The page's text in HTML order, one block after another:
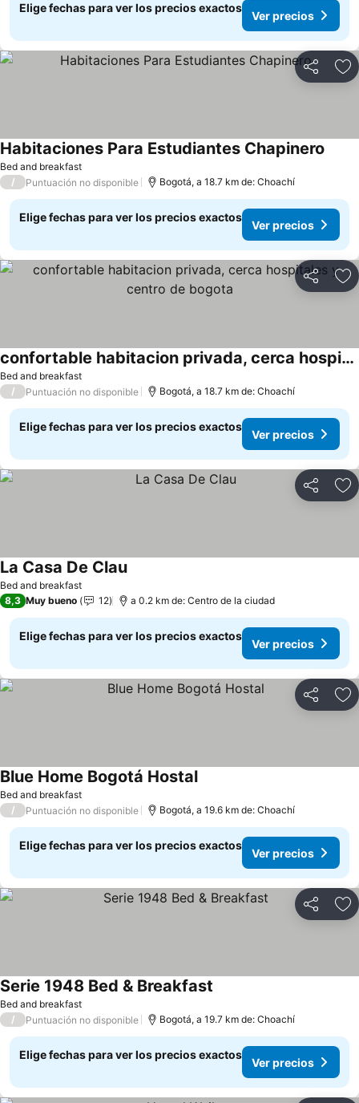
Elige fechas para ver los precios exactos
Ver precios
Compartir
Bed and breakfast
Habitaciones Para Estudiantes Chapinero
/ Puntuación no disponible Bogotá, a 18.7 km de: Choachí
Elige fechas para ver los precios exactos
Ver precios
Compartir
Bed and breakfast
confortable habitacion privada, cerca hospitales y centro de bogota
/ Puntuación no disponible Bogotá, a 18.7 km de: Choachí
Elige fechas para ver los precios exactos
Ver precios
Compartir
Bed and breakfast
La Casa De Clau
8,3 Muy bueno 12 a 0.2 km de: Centro de la ciudad
Elige fechas para ver los precios exactos
Ver precios
Compartir
Bed and breakfast
Blue Home Bogotá Hostal
/ Puntuación no disponible Bogotá, a 19.6 km de: Choachí
Elige fechas para ver los precios exactos
Ver precios
Compartir
Bed and breakfast
Serie 1948 Bed & Breakfast
/ Puntuación no disponible Bogotá, a 19.7 km de: Choachí
Elige fechas para ver los precios exactos
Ver precios